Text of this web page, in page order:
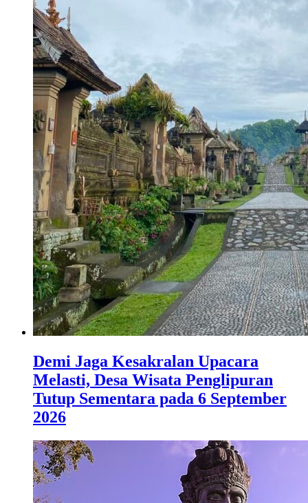
Demi Jaga Kesakralan Upacara
Melasti, Desa Wisata Penglipuran
Tutup Sementara pada 6 September
2026